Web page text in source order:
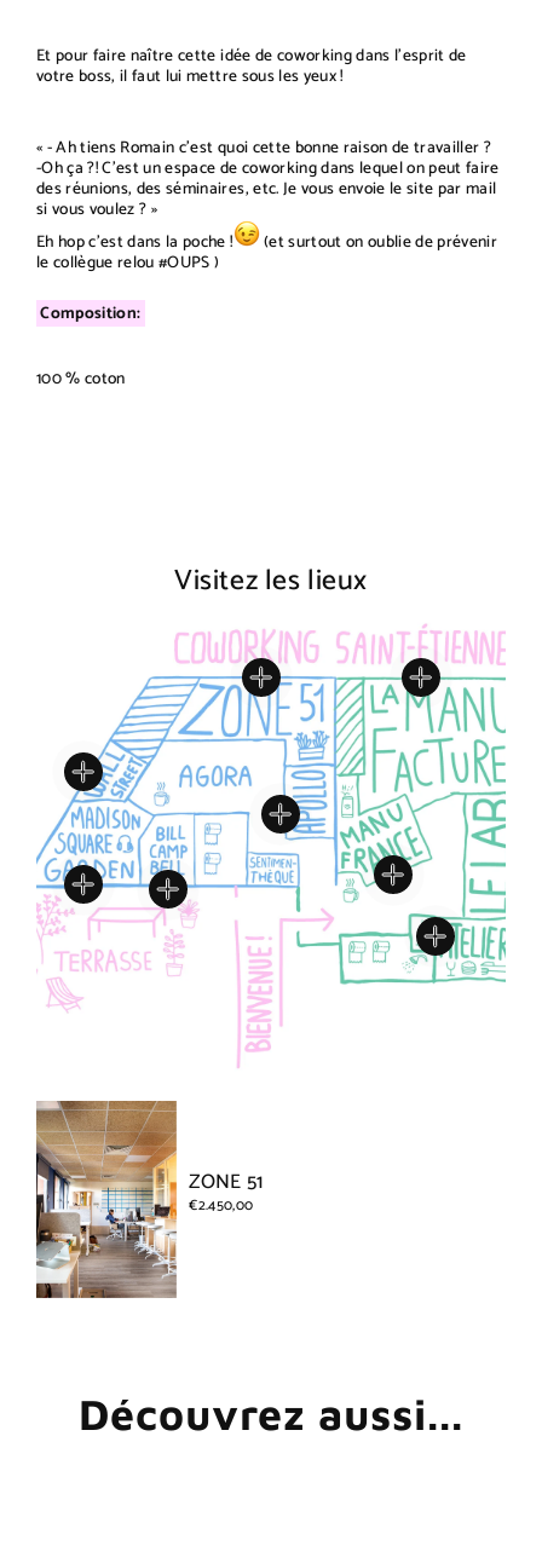
Et pour faire naître cette idée de coworking dans l’esprit de
votre boss, il faut lui mettre sous les yeux !
« - Ah tiens Romain c’est quoi cette bonne raison de travailler ?
-Oh ça ?! C’est un espace de coworking dans lequel on peut faire
des réunions, des séminaires, etc. Je vous envoie le site par mail
si vous voulez ? »
Eh hop c’est dans la poche !
(et surtout on oublie de prévenir
le collègue relou #OUPS )
Composition:
100 % coton
Visitez les lieux
ZONE 51
€2.450,00
Découvrez aussi...